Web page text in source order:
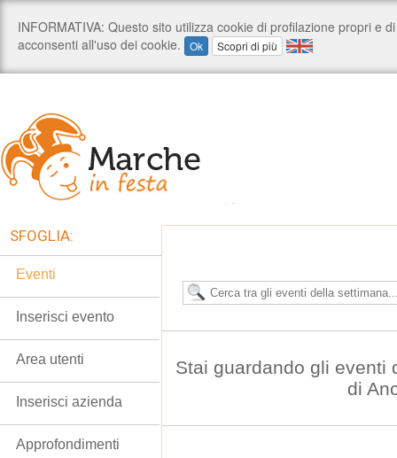
Stai guardando gli eventi
di
SFOGLIA:
Eventi
Inserisci evento
Area utenti
Inserisci azienda
Approfondimenti